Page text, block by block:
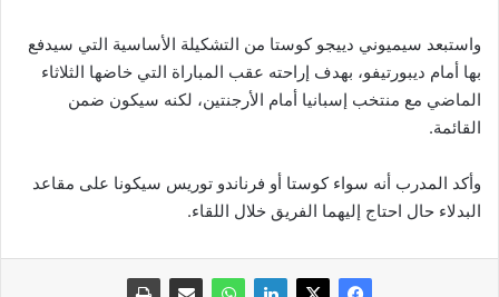
واستبعد سيميوني دييجو كوستا من التشكيلة الأساسية التي سيدفع
بها أمام ديبورتيفو، بهدف إراحته عقب المباراة التي خاضها الثلاثاء
الماضي مع منتخب إسبانيا أمام الأرجنتين، لكنه سيكون ضمن
القائمة.
وأكد المدرب أنه سواء كوستا أو فرناندو توريس سيكونا على مقاعد
البدلاء حال احتاج إليهما الفريق خلال اللقاء.